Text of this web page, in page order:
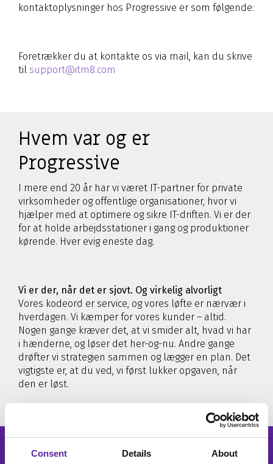
Consent Details About
kontaktoplysninger hos Progressive er som følgende:
Foretrækker du at kontakte os via mail, kan du skrive
til support@itm8.com
Hvem var og er
Progressive
I mere end 20 år har vi været IT-partner for private
virksomheder og offentlige organisationer, hvor vi
hjælper med at optimere og sikre IT-driften. Vi er der
for at holde arbejdsstationer i gang og produktioner
kørende. Hver evig eneste dag.
Vi er der, når det er sjovt. Og virkelig alvorligt
Vores kodeord er service, og vores løfte er nærvær i
hverdagen. Vi kæmper for vores kunder – altid.
Nogen gange kræver det, at vi smider alt, hvad vi har
i hænderne, og løser det her-og-nu. Andre gange
drøfter vi strategien sammen og lægger en plan. Det
vigtigste er, at du ved, vi først lukker opgaven, når
den er løst.